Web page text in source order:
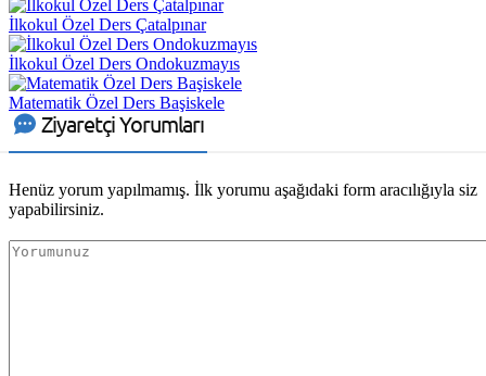
İlkokul Özel Ders Çatalpınar
İlkokul Özel Ders Ondokuzmayıs
Matematik Özel Ders Başiskele
Ziyaretçi Yorumları
Henüz yorum yapılmamış. İlk yorumu aşağıdaki form aracılığıyla siz
yapabilirsiniz.